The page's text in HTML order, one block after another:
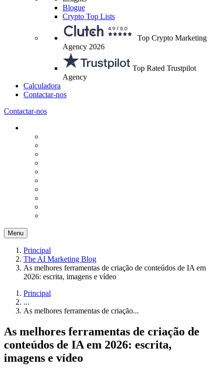
Blogue
Crypto Top Lists
Top Crypto Marketing
Agency 2026
Top Rated Trustpilot
Agency
Calculadora
Contactar-nos
Contactar-nos
Menu
Principal
The AI Marketing Blog
As melhores ferramentas de criação de conteúdos de IA em
2026: escrita, imagens e vídeo
Principal
...
As melhores ferramentas de criação...
As melhores ferramentas de criação de
conteúdos de IA em 2026: escrita,
imagens e vídeo